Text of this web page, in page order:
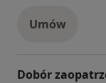
Umów
Dobór